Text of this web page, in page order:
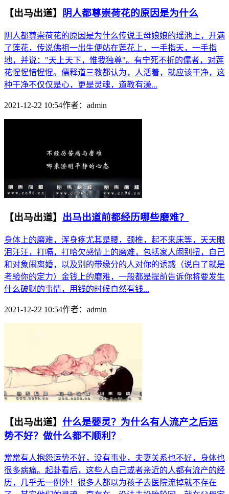
【出马出道】 阴人都尊崇荷花的原因是为什么
阴人都尊崇荷花的原因是为什么传说王母娘娘的瑶池上，开满
了莲花，传说佛祖一出生便站在莲花上，一手指天，一手指
地，并说："天上天下，惟我独尊"。有宁死不折的儒者，对莲
花惺惺惜惺惺。儒释道三教都认为，人活着，就应该干净，这
种干净不仅仅是心，更是灵魂，道教有澡...
2021-12-22 10:54作者： admin
【出马出道】 出马出道前都经历哪些磨难？
身体上的磨难，浑身疼尤其是腰，颈椎，起不来床等，天天眼
泪汪汪，打嗝，打哈欠感情上的磨难，包括家人闹别扭，自己
和对象闹离婚，以及别的带缘分的人对你的诱惑（说白了就是
考验你的定力）金钱上的磨难，一般都是提前告诉你将要发生
什么破财的事情，用钱的时候自然有钱...
2021-12-22 10:54作者： admin
【出马出道】 什么是婴灵？为什么有人流产之后运
势不好？做什么都不顺利？
常常有人抱怨运势不好，没有事业，夫妻关系也不好，身体也
很多病痛。起卦看后，这些人自己或者亲近的人都有流产的经
历，几乎无一例外！很多人都以为孩子去医院流掉就不存在